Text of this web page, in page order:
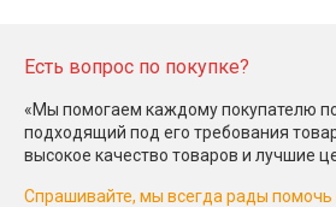
Есть вопрос по покупке?
«Мы помогаем каждому покупателю
подходящий под его требования
высокое качество товаров и лучшие
Спрашивайте, мы всегда рады помочь